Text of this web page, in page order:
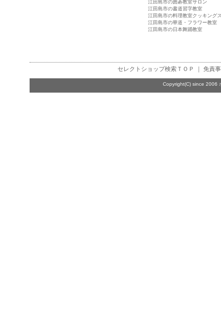
江田島市の囲碁教室サロン
江田島市の書道習字教室
江田島市の料理教室クッキング
江田島市の華道・フラワー教室
江田島市の日本舞踊教室
セレクトショップ検索 ＴＯＰ ｜ 免責
Copyright(C) since 2006